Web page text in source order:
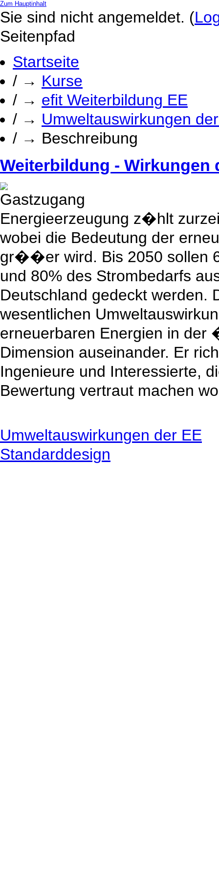
Zum Hauptinhalt
Sie sind nicht angemeldet. (
Seitenpfad
Startseite
/ → Kurse
/ → efit Weiterbildung EE
/ → Umweltauswirkungen
/ → Beschreibung
Weiterbildung - Wirkungen
Energieerzeugung z�hlt
wobei die Bedeutung der
gr��er wird. Bis 2050 sollen
und 80% des Strombedarfs
Deutschland gedeckt werden.
wesentlichen
erneuerbaren Energien in der
Dimension auseinander. Er
Ingenieure und Interessierte,
Bewertung vertraut machen
Umweltauswirkungen der EE
Standarddesign